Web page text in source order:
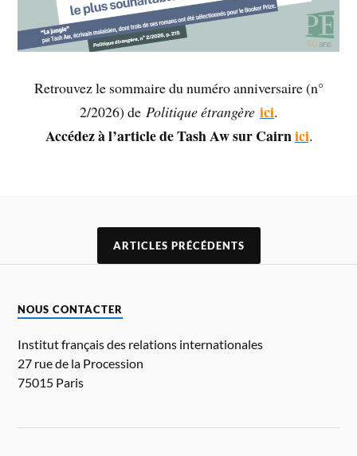
Retrouvez le sommaire du numéro anniversaire (n°
2/2026) de Politique étrangère ici.
Accédez à l’article de Tash Aw sur Cairnici.
ARTICLES PRÉCÉDENTS
NOUS CONTACTER
Institut français des relations internationales
27 rue de la Procession
75015 Paris